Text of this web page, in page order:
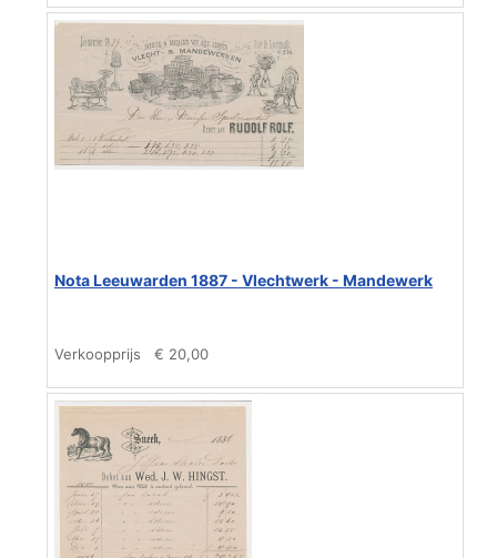
Nota Leeuwarden 1887 - Vlechtwerk - Mandewerk
Verkoopprijs € 20,00